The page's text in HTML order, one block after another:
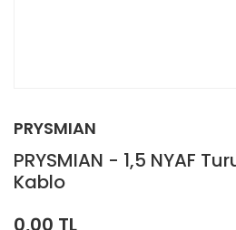
PRYSMIAN
PRYSMIAN - 1,5 NYAF
Kablo
0,00 TL